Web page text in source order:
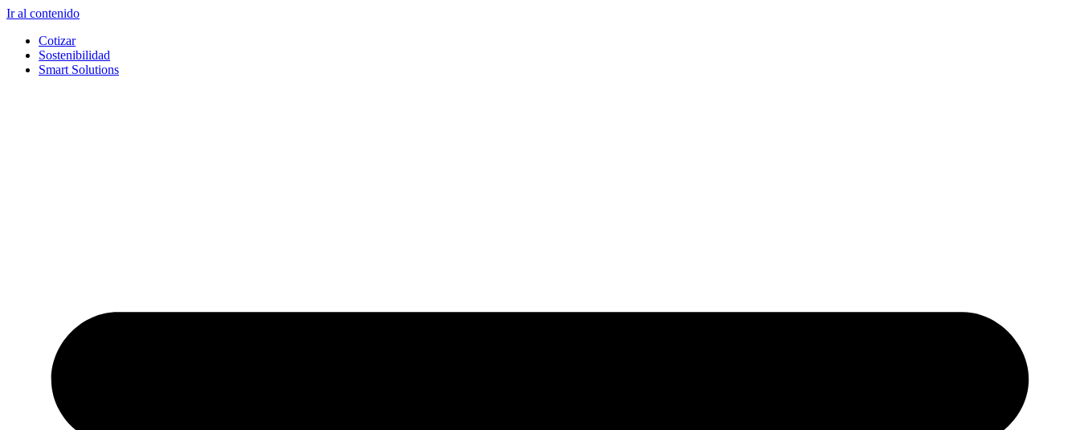
Ir al contenido
Cotizar
Sostenibilidad
Smart Solutions